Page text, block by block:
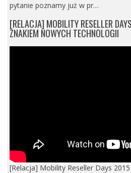
pytanie poznamy już w pr…
[RELACJA] MOBILITY RESELLER
ZNAKIEM NOWYCH TECHNOLOGII
[Relacja] Mobility Reseller Days